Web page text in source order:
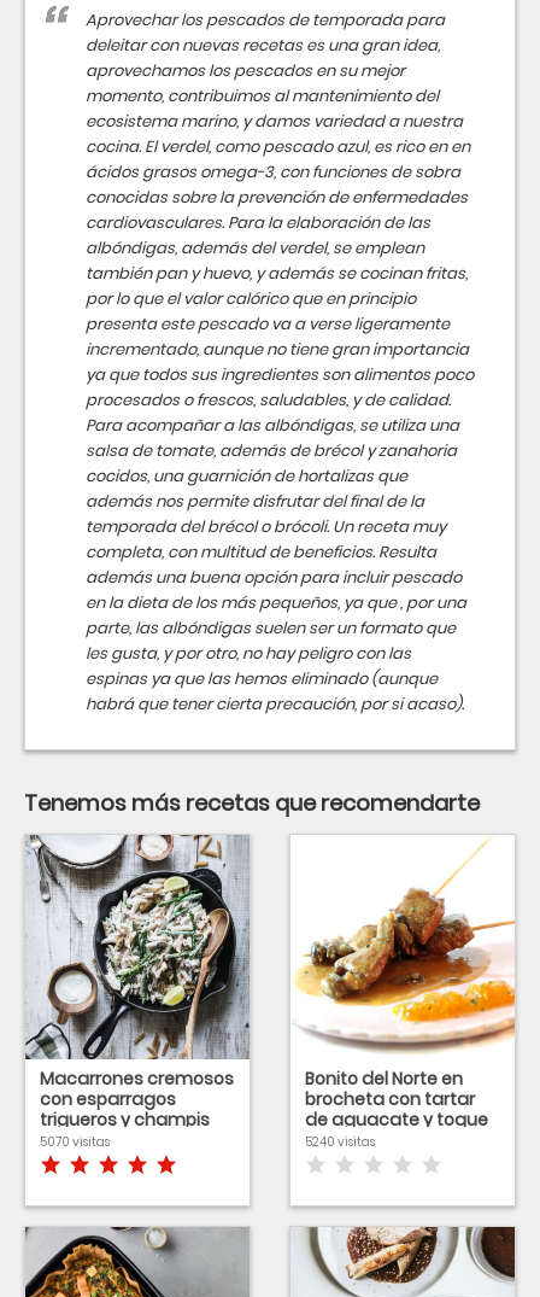
Aprovechar los pescados de temporada para
deleitar con nuevas recetas es una gran idea,
aprovechamos los pescados en su mejor
momento, contribuimos al mantenimiento del
ecosistema marino, y damos variedad a nuestra
cocina. El verdel, como pescado azul, es rico en en
ácidos grasos omega-3, con funciones de sobra
conocidas sobre la prevención de enfermedades
cardiovasculares. Para la elaboración de las
albóndigas, además del verdel, se emplean
también pan y huevo, y además se cocinan fritas,
por lo que el valor calórico que en principio
presenta este pescado va a verse ligeramente
incrementado, aunque no tiene gran importancia
ya que todos sus ingredientes son alimentos poco
procesados o frescos, saludables, y de calidad.
Para acompañar a las albóndigas, se utiliza una
salsa de tomate, además de brécol y zanahoria
cocidos, una guarnición de hortalizas que
además nos permite disfrutar del final de la
temporada del brécol o brócoli. Un receta muy
completa, con multitud de beneficios. Resulta
además una buena opción para incluir pescado
en la dieta de los más pequeños, ya que , por una
parte, las albóndigas suelen ser un formato que
les gusta, y por otro, no hay peligro con las
espinas ya que las hemos eliminado (aunque
habrá que tener cierta precaución, por si acaso).
Tenemos más recetas que recomendarte
Macarrones cremosos
con esparragos
trigueros y champis
5070 visitas
Bonito del Norte en
brocheta con tartar
de aguacate y toque
de ahumado
5240 visitas